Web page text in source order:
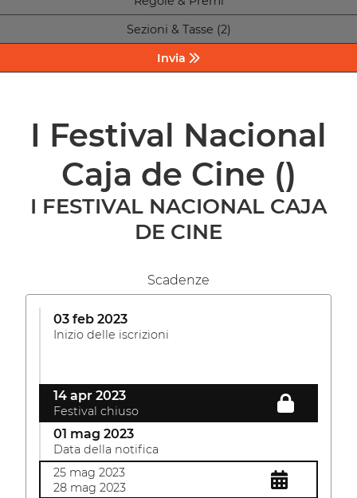
Sezioni & Tasse (2)
Invia
I Festival Nacional
Caja de Cine ()
I FESTIVAL NACIONAL CAJA
DE CINE
Scadenze
03 feb 2023
Inizio delle iscrizioni
14 apr 2023
Festival chiuso
01 mag 2023
Data della notifica
25 mag 2023
28 mag 2023